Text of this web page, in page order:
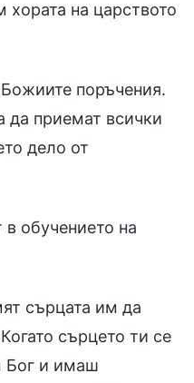
на царството
поръчения.
да приемат всички
дело от
в обучението на
сърцата им да
сърцето ти се
Бог и имаш